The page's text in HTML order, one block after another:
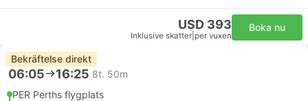
USD 393
Inklusive skatter per vuxen
Boka nu
Bekräftelse direkt
06:05 16:25 8t. 50m
PER Perths flygplats